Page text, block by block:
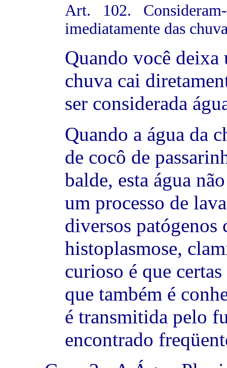
Art. 102.
imediatamente das
Quando você deixa
chuva cai
ser considerada
Quando a água da
de cocô de
balde, esta água
um processo de
diversos
histoplasmose,
curioso é que
que também é
é transmitida pelo
encontrado